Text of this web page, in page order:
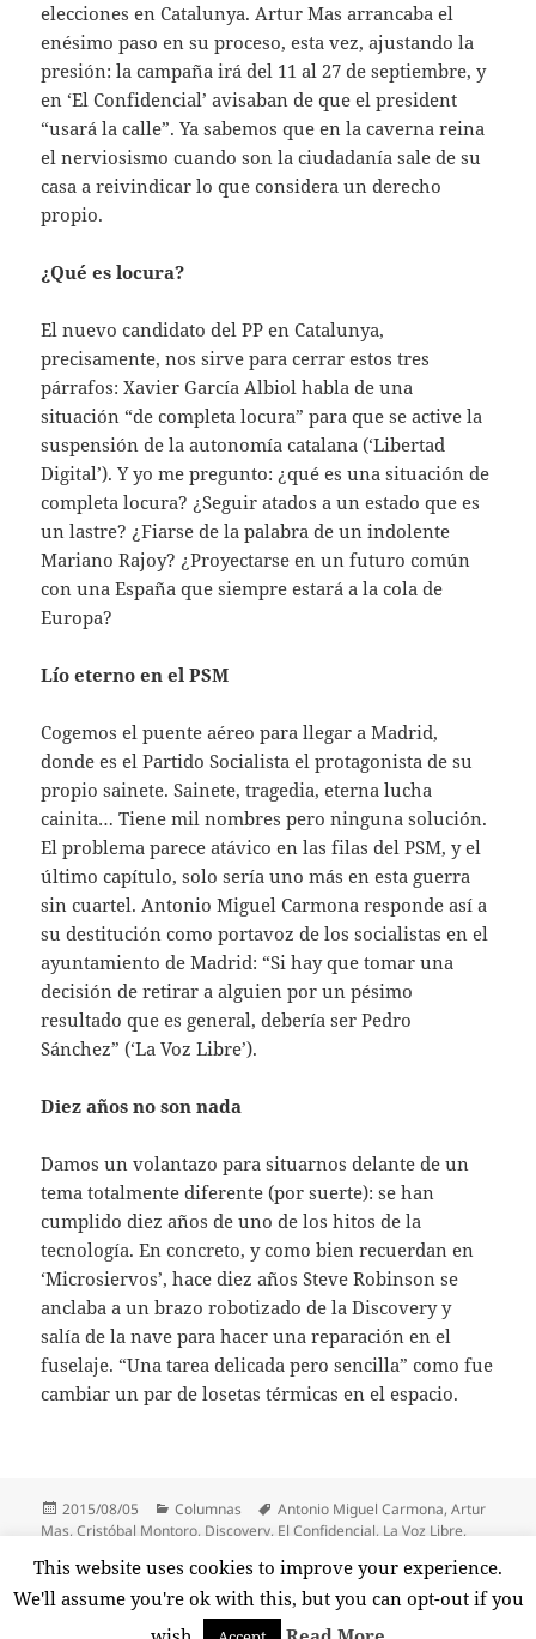
elecciones en Catalunya. Artur Mas arrancaba el
enésimo paso en su proceso, esta vez, ajustando la
presión: la campaña irá del 11 al 27 de septiembre, y
en ‘El Confidencial’ avisaban de que el president
“usará la calle”. Ya sabemos que en la caverna reina
el nerviosismo cuando son la ciudadanía sale de su
casa a reivindicar lo que considera un derecho
propio.
¿Qué es locura?
El nuevo candidato del PP en Catalunya,
precisamente, nos sirve para cerrar estos tres
párrafos: Xavier García Albiol habla de una
situación “de completa locura” para que se active la
suspensión de la autonomía catalana (‘Libertad
Digital’). Y yo me pregunto: ¿qué es una situación de
completa locura? ¿Seguir atados a un estado que es
un lastre? ¿Fiarse de la palabra de un indolente
Mariano Rajoy? ¿Proyectarse en un futuro común
con una España que siempre estará a la cola de
Europa?
Lío eterno en el PSM
Cogemos el puente aéreo para llegar a Madrid,
donde es el Partido Socialista el protagonista de su
propio sainete. Sainete, tragedia, eterna lucha
cainita… Tiene mil nombres pero ninguna solución.
El problema parece atávico en las filas del PSM, y el
último capítulo, solo sería uno más en esta guerra
sin cuartel. Antonio Miguel Carmona responde así a
su destitución como portavoz de los socialistas en el
ayuntamiento de Madrid: “Si hay que tomar una
decisión de retirar a alguien por un pésimo
resultado que es general, debería ser Pedro
Sánchez” (‘La Voz Libre’).
Diez años no son nada
Damos un volantazo para situarnos delante de un
tema totalmente diferente (por suerte): se han
cumplido diez años de uno de los hitos de la
tecnología. En concreto, y como bien recuerdan en
‘Microsiervos’, hace diez años Steve Robinson se
anclaba a un brazo robotizado de la Discovery y
salía de la nave para hacer una reparación en el
fuselaje. “Una tarea delicada pero sencilla” como fue
cambiar un par de losetas térmicas en el espacio.
Publicado
el
2015/08/05 Categorías
Columnas Etiquetas
Antonio Miguel Carmona,Artur
Mas,Cristóbal Montoro, Discovery, El Confidencial, La Voz Libre,
Robinson,Twitter,Xavier García Albiol
This website uses cookies to improve your experience.
We'll assume you're ok with this, but you can opt-out if you